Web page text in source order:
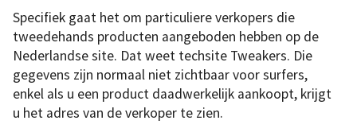
Specifiek gaat het om particuliere verkopers die
tweedehands producten aangeboden hebben op de
Nederlandse site. Dat weet techsite Tweakers. Die
gegevens zijn normaal niet zichtbaar voor surfers,
enkel als u een product daadwerkelijk aankoopt, krijgt
u het adres van de verkoper te zien.